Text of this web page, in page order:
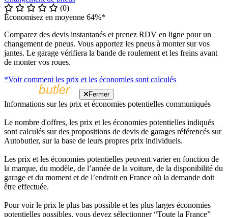
(0)
Économisez en moyenne 64%*
Comparez des devis instantanés et prenez RDV en ligne pour un
changement de pneus. Vous apportez les pneus à monter sur vos
jantes. Le garage vérifiera la bande de roulement et les freins avant
de monter vos roues.
*Voir comment les prix et les économies sont calculés
Fermer
Informations sur les prix et économies potentielles communiqués
Le nombre d'offres, les prix et les économies potentielles indiqués
sont calculés sur des propositions de devis de garages référencés sur
Autobutler, sur la base de leurs propres prix individuels.
Les prix et les économies potentielles peuvent varier en fonction de
la marque, du modèle, de l’année de la voiture, de la disponibilité du
garage et du moment et de l’endroit en France où la demande doit
être effectuée.
Pour voir le prix le plus bas possible et les plus larges économies
potentielles possibles, vous devez sélectionner “Toute la France”